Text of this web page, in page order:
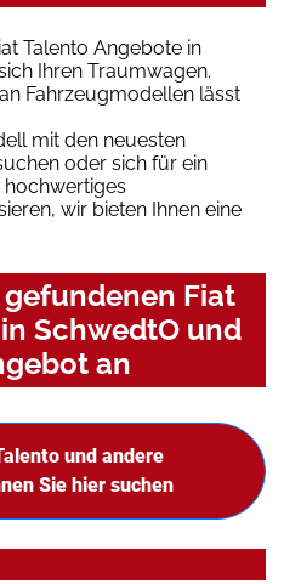
Talento Angebote in
Ihren Traumwagen.
Fahrzeugmodellen lässt
mit den neuesten
oder sich für ein
wir bieten Ihnen eine
Fiat
SchwedtO und
an
und andere
Sie hier suchen